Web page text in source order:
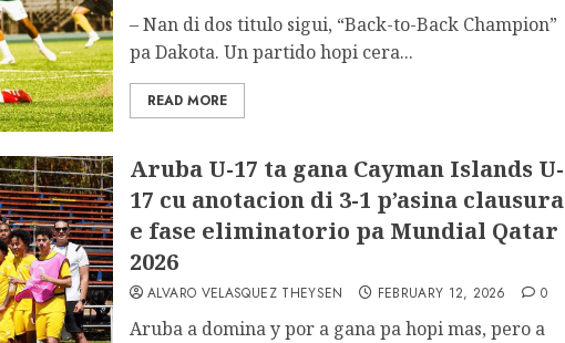
– Nan di dos titulo sigui, “Back-to-Back Champion”
pa Dakota. Un partido hopi cera...
READ MORE
Aruba U-17 ta gana Cayman Islands U-
17 cu anotacion di 3-1 p’asina clausura
e fase eliminatorio pa Mundial Qatar
2026
ALVARO VELASQUEZ THEYSEN FEBRUARY 12, 2026 0
Aruba a domina y por a gana pa hopi mas, pero a